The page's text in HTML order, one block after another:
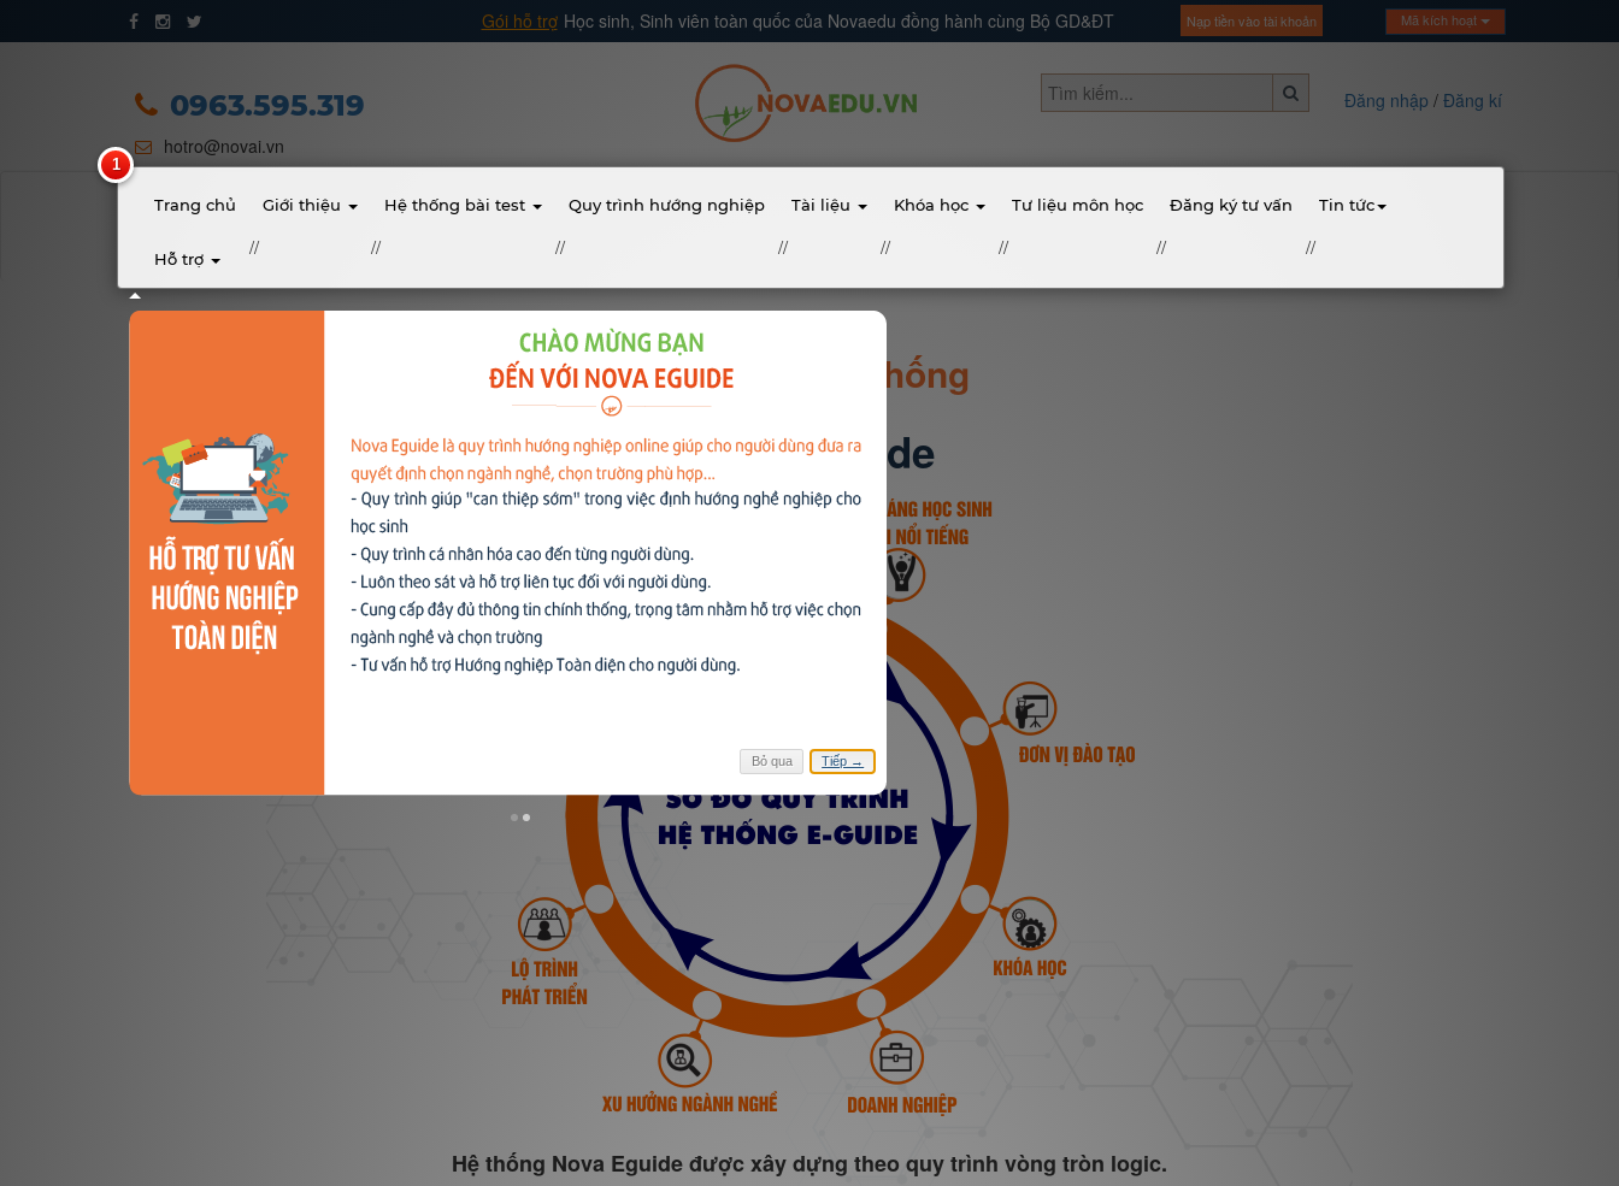
Trang chủ
Giới thiệu
Quy trình hướng nghiệp
Khóa học
Nhóm ngành nghề
Gương sáng học sinh - người nổi tiếng
Xu hướng ngành nghề
Gói hỗ trợ Học sinh, Sinh viên toàn quốc của Novaedu đồng hành cùng Bộ GD&ĐT Nạp tiền vào tài khoản Mã kích hoạt
0963.595.319
hotro@novai.vn
Đăng nhập / Đăng kí
Trang chủ
//
Giới thiệu
//
Hệ thống bài test
//
Quy trình hướng nghiệp
//
Tài liệu
//
Khóa học
//
Tư liệu môn học
//
Đăng ký tư vấn
//
Tin tức
Hỗ trợ
Quy trình hệ thống
Nova Eguide
Hệ thống Nova Eguide được xây dựng theo quy trình vòng tròn logic.
Bỏ qua Tiếp →